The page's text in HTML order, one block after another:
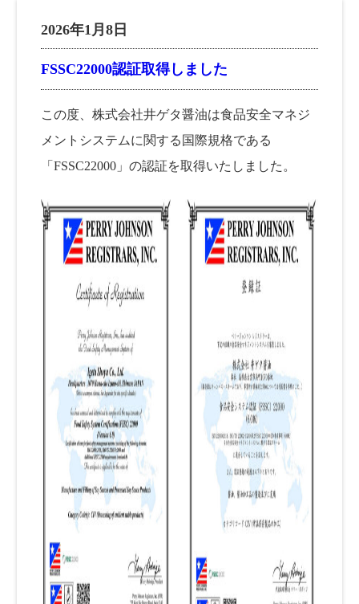
2026年1月8日
FSSC22000認証取得しました
この度、株式会社井ゲタ醤油は食品安全マネジ
メントシステムに関する国際規格である
「FSSC22000」の認証を取得いたしました。